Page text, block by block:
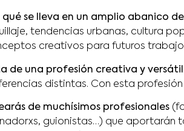
qué se lleva en un amplio abanico
tendencias urbanas, cultura
creativos para futuros
de una profesión creativa y versátil
distintas. Con esta
de muchísimos profesionales
guionistas…) que aportarán